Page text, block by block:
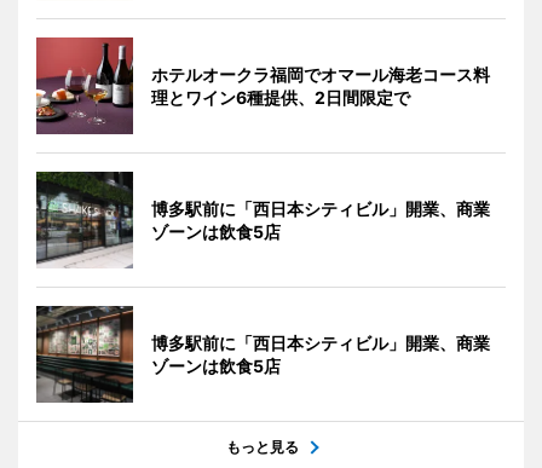
ホテルオークラ福岡でオマール海老コース料
理とワイン6種提供、2日間限定で
博多駅前に「西日本シティビル」開業、商業
ゾーンは飲食5店
博多駅前に「西日本シティビル」開業、商業
ゾーンは飲食5店
もっと見る